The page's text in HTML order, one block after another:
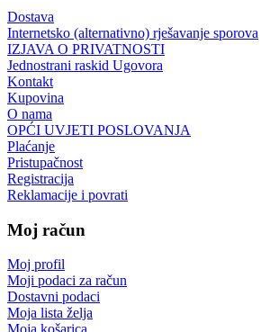
Dostava
Internetsko (alternativno) rješavanje sporova
IZJAVA O PRIVATNOSTI
Jednostrani raskid Ugovora
Kontakt
Kupovina
O nama
OPĆI UVJETI POSLOVANJA
Plaćanje
Pristupačnost
Registracija
Reklamacije i povrati
Moj račun
Moj profil
Moji podaci za račun
Dostavni podaci
Moja lista želja